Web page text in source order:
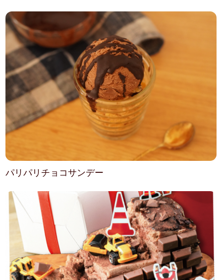
パリパリチョコサンデー